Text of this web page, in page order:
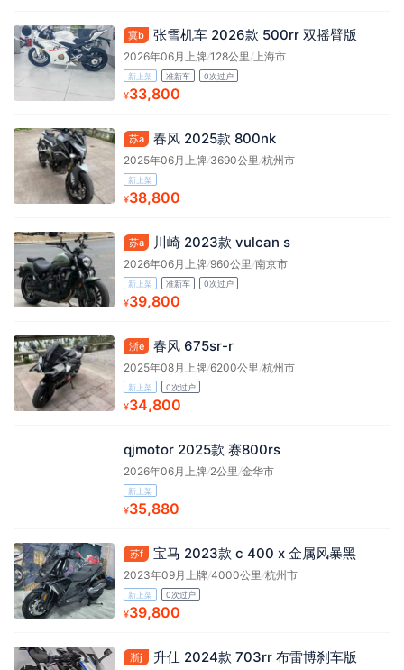
冀b 张雪机车 2026款 500rr 双摇臂版
2026年06月上牌/128公里/上海市
新上架 准新车 0次过户
¥33,800
苏a 春风 2025款 800nk
2025年06月上牌/3690公里/杭州市
新上架
¥38,800
苏a 川崎 2023款 vulcan s
2026年06月上牌/960公里/南京市
新上架 准新车 0次过户
¥39,800
浙e 春风 675sr-r
2025年08月上牌/6200公里/杭州市
新上架 0次过户
¥34,800
qjmotor 2025款 赛800rs
2026年06月上牌/2公里/金华市
新上架
¥35,880
苏f 宝马 2023款 c 400 x 金属风暴黑
2023年09月上牌/4000公里/杭州市
新上架 0次过户
¥39,800
浙j 升仕 2024款 703rr 布雷博刹车版